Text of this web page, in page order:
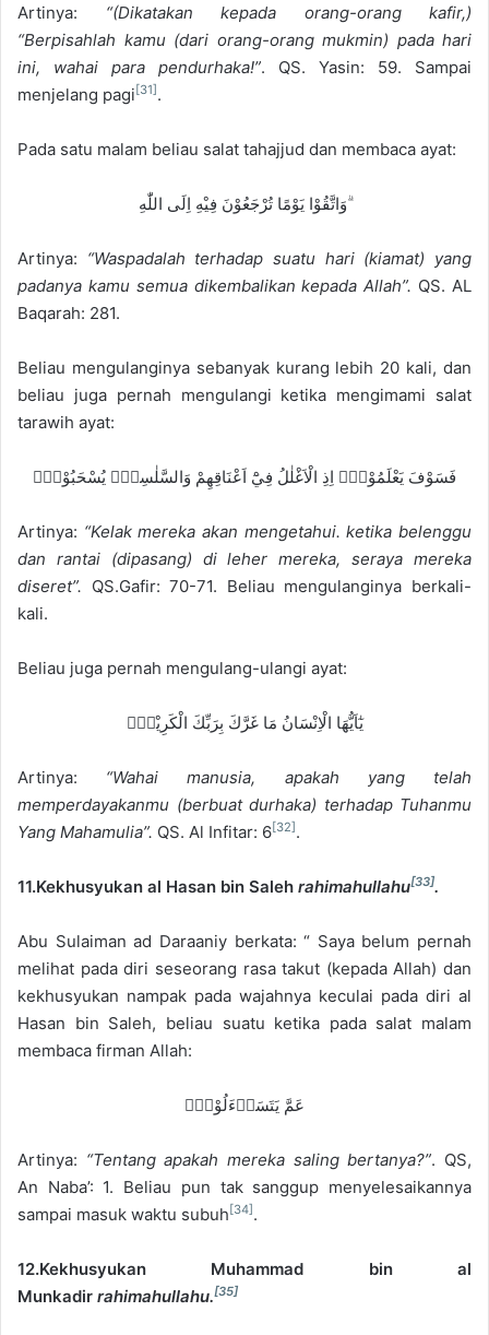
Artinya: “(Dikatakan kepada orang-orang kafir,)
“Berpisahlah kamu (dari orang-orang mukmin) pada hari
ini, wahai para pendurhaka!”. QS. Yasin: 59. Sampai
menjelang pagi [31] .
Pada satu malam beliau salat tahajjud dan membaca ayat:
وَاتَّقُوْا يَوْمًا تُرْجَعُوْنَ فِيْهِ اِلَى اللّٰهِ ۗ
Artinya: “Waspadalah terhadap suatu hari (kiamat) yang
padanya kamu semua dikembalikan kepada Allah”. QS. AL
Baqarah: 281.
Beliau mengulanginya sebanyak kurang lebih 20 kali, dan
beliau juga pernah mengulangi ketika mengimami salat
tarawih ayat:
فَسَوْفَ يَعْلَمُوْنَۙ اِذِ الْاَغْلٰلُ فِيْٓ اَعْنَاقِهِمْ وَالسَّلٰسِلُۗ يُسْحَبُوْنَۙ
Artinya: “Kelak mereka akan mengetahui. ketika belenggu
dan rantai (dipasang) di leher mereka, seraya mereka
diseret”. QS.Gafir: 70-71. Beliau mengulanginya berkali-
kali.
Beliau juga pernah mengulang-ulangi ayat:
يٰٓاَيُّهَا الْاِنْسَانُ مَا غَرَّكَ بِرَبِّكَ الْكَرِيْمِۙ
Artinya: “Wahai manusia, apakah yang telah
memperdayakanmu (berbuat durhaka) terhadap Tuhanmu
Yang Mahamulia”. QS. Al Infitar: 6[32] .
11.Kekhusyukan al Hasan bin Saleh rahimahullahu[33].
Abu Sulaiman ad Daraaniy berkata: “ Saya belum pernah
melihat pada diri seseorang rasa takut (kepada Allah) dan
kekhusyukan nampak pada wajahnya keculai pada diri al
Hasan bin Saleh, beliau suatu ketika pada salat malam
membaca firman Allah:
عَمَّ يَتَسَاۤءَلُوْنَۚ
Artinya: “Tentang apakah mereka saling bertanya?”. QS,
An Naba’: 1. Beliau pun tak sanggup menyelesaikannya
sampai masuk waktu subuh [34] .
12.Kekhusyukan Muhammad bin al
Munkadir rahimahullahu.[35]